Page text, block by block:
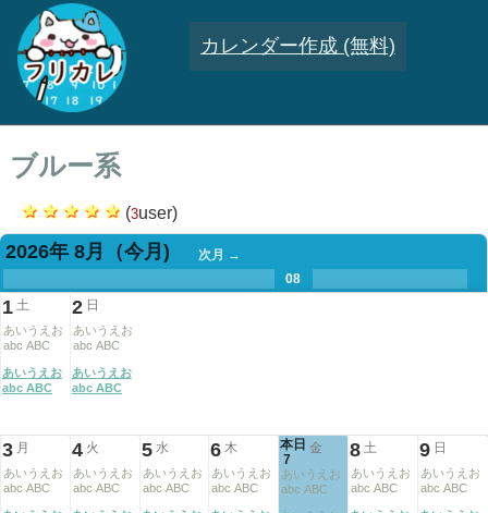
カレンダー作成 (無料)
ブルー系
(3user)
2026年 8月 （今月)
次月 →
08
1 土
あいうえお
abc ABC
あいうえお
abc ABC
2 日
あいうえお
abc ABC
あいうえお
abc ABC
3 月
あいうえお
abc ABC
4 火
あいうえお
abc ABC
5 水
あいうえお
abc ABC
6 木
あいうえお
abc ABC
本日
7
金
あいうえお
abc ABC
8 土
あいうえお
abc ABC
9 日
あいうえお
abc ABC